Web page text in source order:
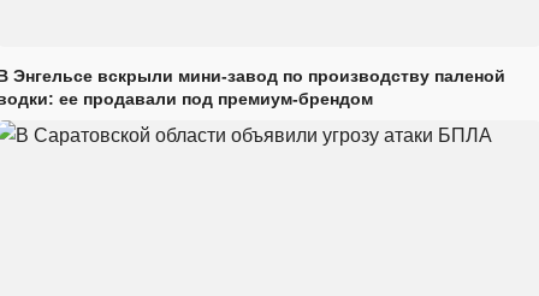
Энгельсе вскрыли мини-завод по производству паленой
ее продавали под премиум-брендом